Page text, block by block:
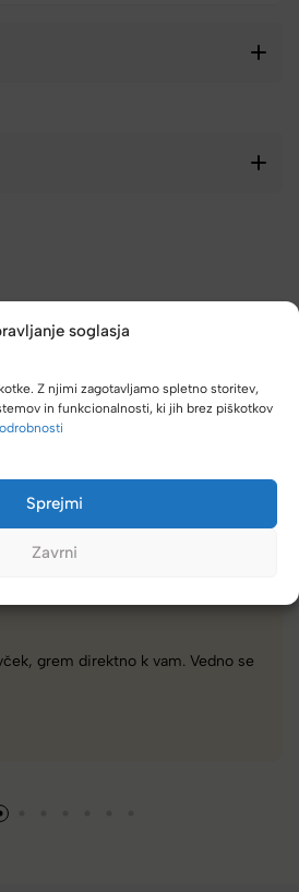
soglasja
Z njimi zagotavljamo spletno storitev,
in funkcionalnosti, ki jih brez piškotkov
Sprejmi
Zavrni
izbire.
trgovina za torbe in kovčke, z veliko